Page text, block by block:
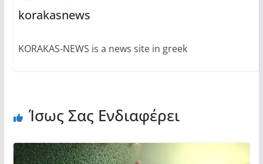
korakasnews
KORAKAS-NEWS is a news site in greek
Ίσως Σας Ενδιαφέρει